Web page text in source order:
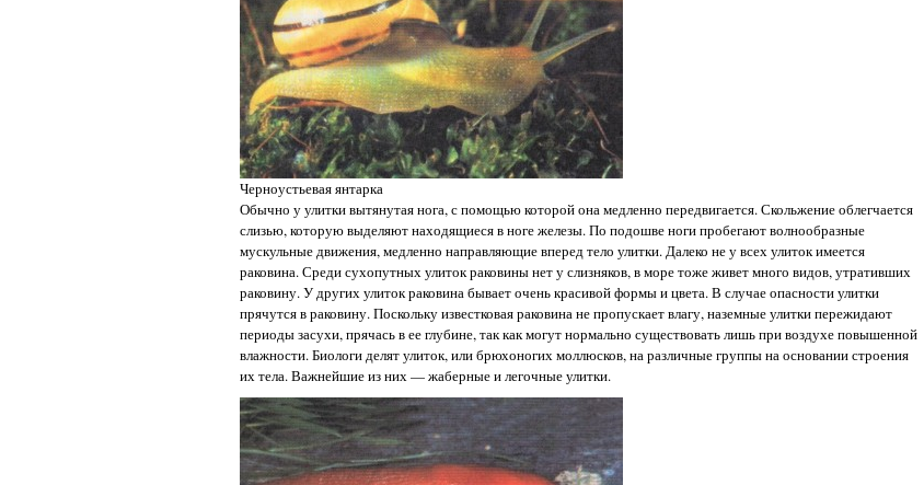
Черноустьевая янтарка
Обычно у улитки вытянутая нога, с помощью которой она медленно передвигается. Скольжение облегчается
слизью, которую выделяют находящиеся в ноге железы. По подошве ноги пробегают волнообразные
мускульные движения, медленно направляющие вперед тело улитки. Далеко не у всех улиток имеется
раковина. Среди сухопутных улиток раковины нет у слизняков, в море тоже живет много видов, утративших
раковину. У других улиток раковина бывает очень красивой формы и цвета. В случае опасности улитки
прячутся в раковину. Поскольку известковая раковина не пропускает влагу, наземные улитки пережидают
периоды засухи, прячась в ее глубине, так как могут нормально существовать лишь при воздухе повышенной
влажности. Биологи делят улиток, или брюхоногих моллюсков, на различные группы на основании строения
их тела. Важнейшие из них — жаберные и легочные улитки.